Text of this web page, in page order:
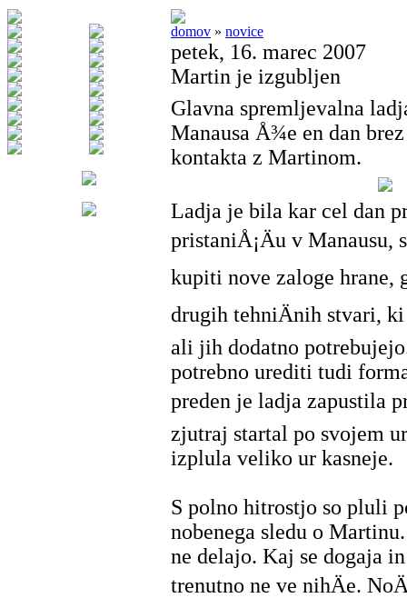
domov » novice
petek, 16. marec 2007
Martin je izgubljen
Glavna spremljevalna
Manausa Å¾e en dan
kontakta z Martinom.
Ladja je bila kar cel dan
pristaniÅ¡Äu v
kupiti nove zaloge hrane,
drugih tehniÄnih stvari,
ali jih dodatno
potrebno urediti tudi
preden je ladja zapustila
zjutraj startal po svojem
izplula veliko ur kasneje.
S polno hitrostjo so pluli
nobenega sledu o
ne delajo. Kaj se dogaja
trenutno ne ve nihÄe.